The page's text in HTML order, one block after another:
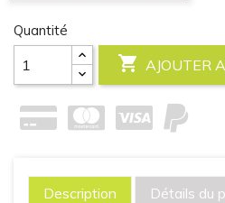
Quantité
 AJOUTER
Description Détails du